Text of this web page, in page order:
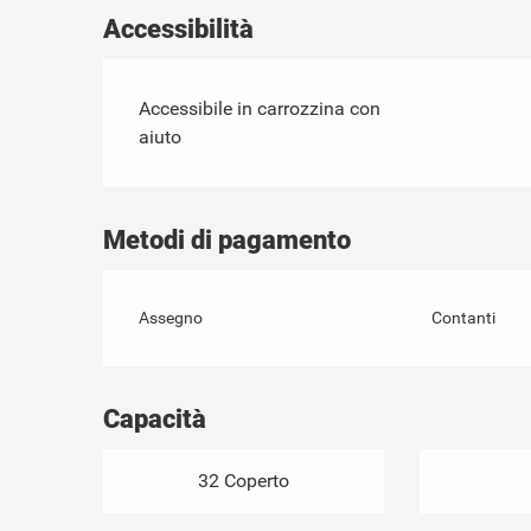
Accessibilità
Accessibile in carrozzina con
aiuto
Metodi di pagamento
Assegno Contanti
Capacità
32 Coperto